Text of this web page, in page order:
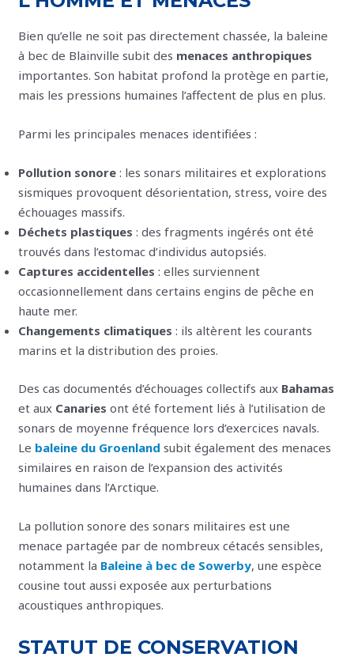
Bien qu’elle ne soit pas directement chassée, la baleine
à bec de Blainville subit des menaces anthropiques
importantes. Son habitat profond la protège en partie,
mais les pressions humaines l’affectent de plus en plus.
Parmi les principales menaces identifiées :
Pollution sonore : les sonars militaires et explorations
sismiques provoquent désorientation, stress, voire des
échouages massifs.
Déchets plastiques : des fragments ingérés ont été
trouvés dans l’estomac d’individus autopsiés.
Captures accidentelles : elles surviennent
occasionnellement dans certains engins de pêche en
haute mer.
Changements climatiques : ils altèrent les courants
marins et la distribution des proies.
Des cas documentés d’échouages collectifs aux Bahamas
et aux Canaries ont été fortement liés à l’utilisation de
sonars de moyenne fréquence lors d’exercices navals.
Le baleine du Groenland subit également des menaces
similaires en raison de l’expansion des activités
humaines dans l’Arctique.
La pollution sonore des sonars militaires est une
menace partagée par de nombreux cétacés sensibles,
notamment la Baleine à bec de Sowerby, une espèce
cousine tout aussi exposée aux perturbations
acoustiques anthropiques.
STATUT DE CONSERVATION